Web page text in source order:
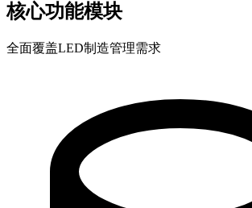
核心功能模块
全面覆盖LED制造管理需求